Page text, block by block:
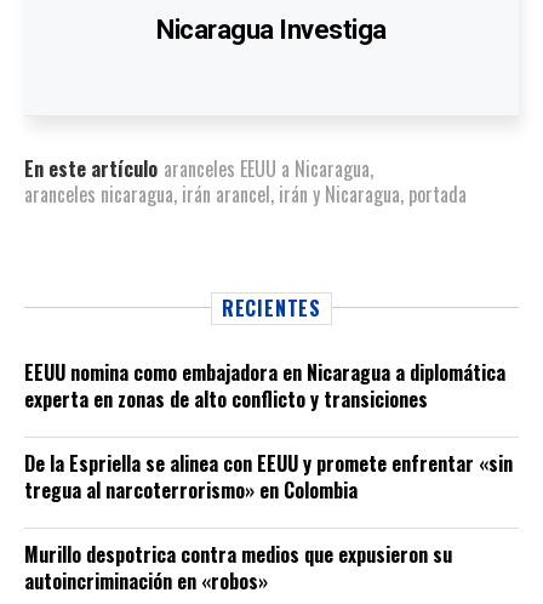
Nicaragua Investiga
En este artículo aranceles EEUU a Nicaragua,
aranceles nicaragua, irán arancel, irán y Nicaragua, portada
RECIENTES
EEUU nomina como embajadora en Nicaragua a diplomática
experta en zonas de alto conflicto y transiciones
De la Espriella se alinea con EEUU y promete enfrentar «sin
tregua al narcoterrorismo» en Colombia
Murillo despotrica contra medios que expusieron su
autoincriminación en «robos»